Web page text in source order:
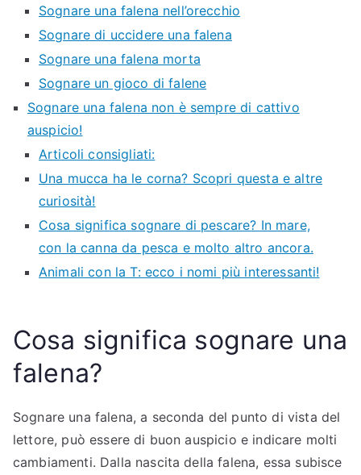
Sognare una falena nell’orecchio
Sognare di uccidere una falena
Sognare una falena morta
Sognare un gioco di falene
Sognare una falena non è sempre di cattivo
auspicio!
Articoli consigliati:
Una mucca ha le corna? Scopri questa e altre
curiosità!
Cosa significa sognare di pescare? In mare,
con la canna da pesca e molto altro ancora.
Animali con la T: ecco i nomi più interessanti!
Cosa significa sognare una
falena?
Sognare una falena, a seconda del punto di vista del
lettore, può essere di buon auspicio e indicare molti
cambiamenti. Dalla nascita della falena, essa subisce